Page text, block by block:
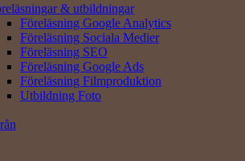
& utbildningar
Föreläsning Google Analytics
Föreläsning Sociala Medier
Föreläsning SEO
Föreläsning Google Ads
Föreläsning Filmproduktion
Utbildning Foto